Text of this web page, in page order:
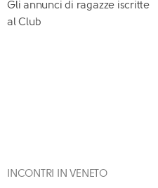
Gli annunci di ragazze iscritte
al Club
INCONTRI IN VENETO